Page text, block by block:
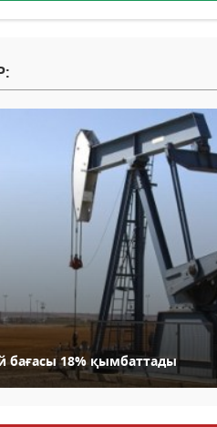
бағасы 18% қымбаттады